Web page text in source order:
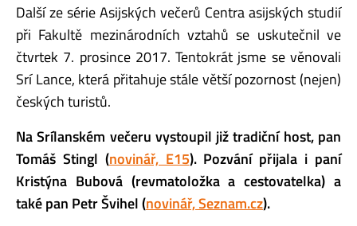
Další ze série Asijských večerů Centra asijských studií
při Fakultě mezinárodních vztahů se uskutečnil ve
čtvrtek 7. prosince 2017. Tentokrát jsme se věnovali
Srí Lance, která přitahuje stále větší pozornost (nejen)
českých turistů.
Na Srílanském večeru vystoupil již tradiční host, pan
Tomáš Stingl (novinář, E15). Pozvání přijala i paní
Kristýna Bubová (revmatoložka a cestovatelka) a
také pan Petr Švihel (novinář, Seznam.cz).